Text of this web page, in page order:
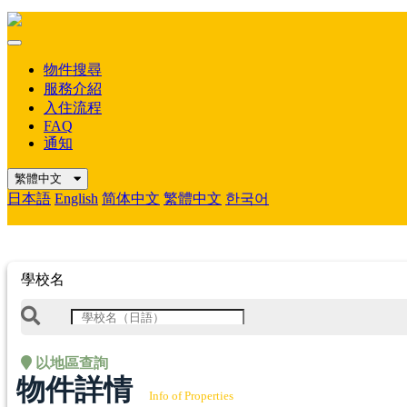
Mobile
物件搜尋
服務介紹
入住流程
FAQ
通知
繁體中文
日本語 English 简体中文 繁體中文 한국어
學校名
以地區查詢
物件詳情 Info of Properties